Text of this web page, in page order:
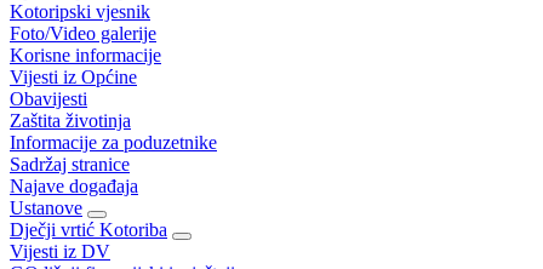
Kotoripski vjesnik
Foto/Video galerije
Korisne informacije
Vijesti iz Općine
Obavijesti
Zaštita životinja
Informacije za poduzetnike
Sadržaj stranice
Najave događaja
Ustanove
Dječji vrtić Kotoriba
Vijesti iz DV